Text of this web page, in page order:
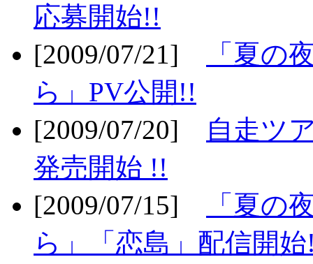
応募開始!!
[2009/07/21]
「夏の
ら」PV公開!!
[2009/07/20]
自走ツ
発売開始 !!
[2009/07/15]
「夏の
ら」「恋島」配信開